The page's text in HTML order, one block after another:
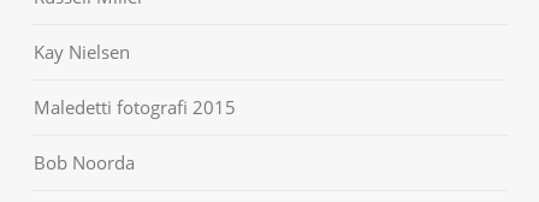
Kay Nielsen
Maledetti fotografi 2015
Bob Noorda